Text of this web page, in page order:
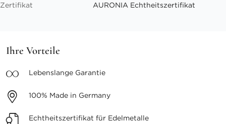
Zertifikat
AURONIA Echtheitszertifikat
Ihre Vorteile
Lebenslange Garantie
100% Made in Germany
Echtheitszertifikat für Edelmetalle